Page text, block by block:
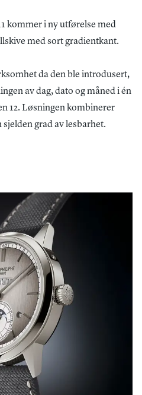
kommer i ny utførelse med
med sort gradientkant.
da den ble introdusert,
av dag, dato og måned i én
12. Løsningen kombinerer
grad av lesbarhet.